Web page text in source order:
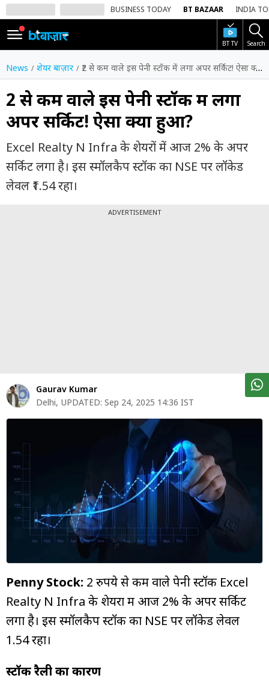
BUSINESS TODAY BT BAZAAR INDIA
BT TV Search
SIGN
IN
Dark
Mode
होम
शेयर
बाज़ार
वीडियो
मार्केट
न्यूज
वीडियो
म्यूचुअल
News शेयर बाज़ार ₹2 से कम वाले इस पेनी स्टॉक में लगा अपर सर्किट! ऐसा क्या हुआ?
₹2 से कम वाले इस पेनी स्टॉक में लगा
अपर सर्किट! ऐसा क्या हुआ?
Excel Realty N Infra के शेयरों में आज 2% के अपर
सर्किट लगा है। इस स्मॉलकैप स्टॉक का NSE पर लॉकेड
लेवल ₹1.54 रहा।
ADVERTISEMENT
Gaurav Kumar
Delhi, UPDATED: Sep 24, 2025 14:36 IST
Penny Stock: 2 रुपये से कम वाले पेनी स्टॉक Excel
Realty N Infra के शेयरों में आज 2% के अपर सर्किट
लगा है। इस स्मॉलकैप स्टॉक का NSE पर लॉकेड लेवल
₹1.54 रहा।
स्टॉक रैली का कारण